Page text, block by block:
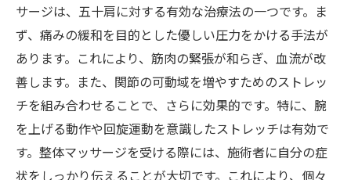
サージは、五十肩に対する有効な治療法の一つです。ま
ず、痛みの緩和を目的とした優しい圧力をかける手法が
あります。これにより、筋肉の緊張が和らぎ、血流が改
善します。また、関節の可動域を増やすためのストレッ
チを組み合わせることで、さらに効果的です。特に、腕
を上げる動作や回旋運動を意識したストレッチは有効で
す。整体マッサージを受ける際には、施術者に自分の症
状をしっかり伝えることが大切です。これにより、個々